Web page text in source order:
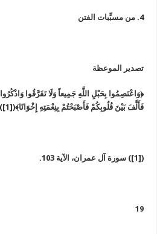
4. من مسبِّبات الفتن
تصدير الموعظة
﴿وَاعْتَصِمُوا بِحَبْلِ اللَّهِ جَمِيعاً وَلَا تَفَرَّقُوا
فَأَلَّفَ بَيْنَ قُلُوبِكُمْ فَأَصْبَحْتُمْ بِنِعْمَتِهِ إِخْوَانًا﴾([1]).
([1]) سورة آل عمران، الآية 103.
19